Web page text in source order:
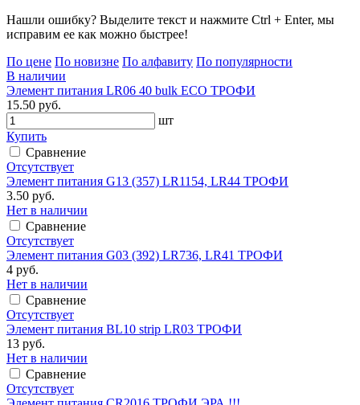
Нашли ошибку? Выделите текст и нажмите Ctrl + Enter, мы
исправим ее как можно быстрее!
По цене По новизне По алфавиту По популярности
В наличии
Элемент питания LR06 40 bulk ECO ТРОФИ
15.50 руб.
шт
Купить
Сравнение
Отсутствует
Элемент питания G13 (357) LR1154, LR44 ТРОФИ
3.50 руб.
Нет в наличии
Сравнение
Отсутствует
Элемент питания G03 (392) LR736, LR41 ТРОФИ
4 руб.
Нет в наличии
Сравнение
Отсутствует
Элемент питания BL10 strip LR03 ТРОФИ
13 руб.
Нет в наличии
Сравнение
Отсутствует